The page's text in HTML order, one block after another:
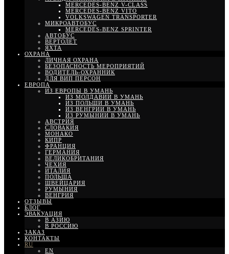
MERCEDES-BENZ V-CLASS
MERCEDES-BENZ VITO
VOLKSWAGEN TRANSPORTER
МИКРОАВТОБУС
MERCEDES-BENZ SPRINTER
АВТОБУС
ВЕРТОЛЕТ
ЯХТА
ОХРАНА
ЛИЧНАЯ ОХРАНА
БЕЗОПАСНОСТЬ МЕРОПРИЯТИЙ
ВОДИТЕЛЬ-ОХРАННИК
ДЛЯ ВИП ПЕРСОН
ЕВРОПА
ИЗ ЕВРОПЫ В УМАНЬ
ИЗ МОЛДАВИИ В УМАНЬ
ИЗ ПОЛЬШИ В УМАНЬ
ИЗ ВЕНГРИИ В УМАНЬ
ИЗ РУМЫНИИ В УМАНЬ
АВСТРИЯ
СЛОВАКИЯ
МОНАКО
КИПР
ФРАНЦИЯ
ГЕРМАНИЯ
ВЕЛИКОБРИТАНИЯ
ЧЕХИЯ
ИТАЛИЯ
ПОЛЬША
ШВЕЙЦАРИЯ
РУМЫНИЯ
ВЕНГРИЯ
ОТЗЫВЫ
БЛОГ
ЭВАКУАЦИЯ
В АЗИЮ
В РОССИЮ
ЗАКАЗ
КОНТАКТЫ
RU
EN